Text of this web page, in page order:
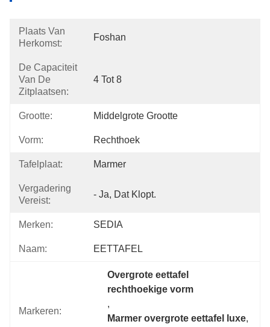
Plaats Van
Herkomst:
Foshan
De Capaciteit
Van De
Zitplaatsen:
4 Tot 8
Grootte: Middelgrote Grootte
Vorm: Rechthoek
Tafelplaat: Marmer
Vergadering
Vereist:
- Ja, Dat Klopt.
Merken: SEDIA
Naam: EETTAFEL
Markeren:
Overgrote eettafel
rechthoekige vorm
,
Marmer overgrote eettafel luxe